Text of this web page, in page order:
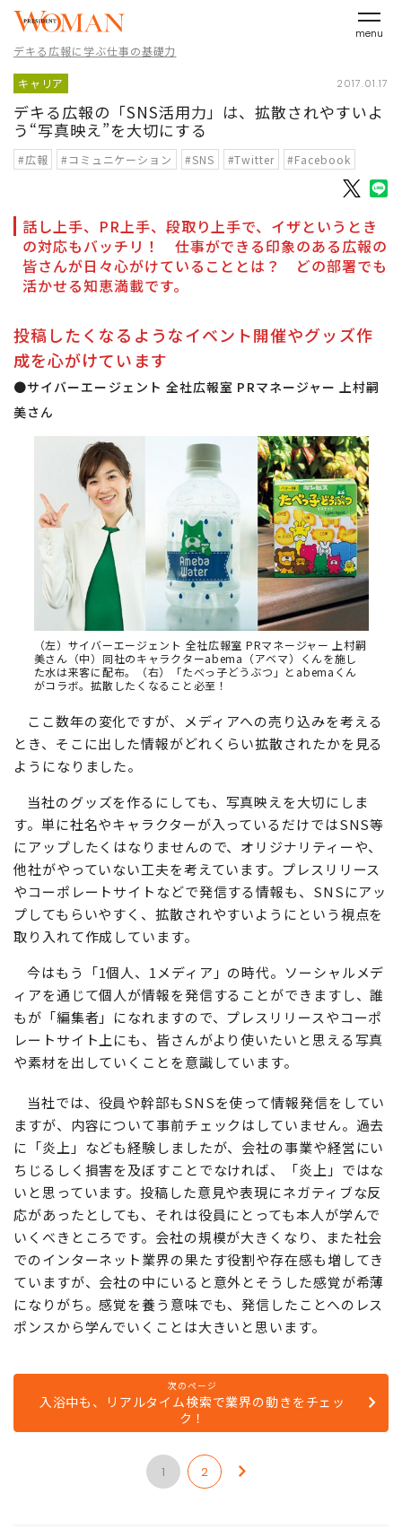
menu
デキる広報に学ぶ仕事の基礎力
キャリア 2017.01.17
デキる広報の「SNS活用力」は、拡散されやすいよ
う“写真映え”を大切にする
#広報 #コミュニケーション #SNS #Twitter #Facebook
話し上手、PR上手、段取り上手で、イザというとき
の対応もバッチリ！ 仕事ができる印象のある広報の
皆さんが日々心がけていることとは？ どの部署でも
活かせる知恵満載です。
投稿したくなるようなイベント開催やグッズ作
成を心がけています
●サイバーエージェント 全社広報室 PRマネージャー 上村嗣
美さん
（左）サイバーエージェント 全社広報室 PRマネージャー 上村嗣
美さん（中）同社のキャラクターabema（アベマ）くんを施し
た水は来客に配布。（右）「たべっ子どうぶつ」とabemaくん
がコラボ。拡散したくなること必至！
ここ数年の変化ですが、メディアへの売り込みを考える
とき、そこに出した情報がどれくらい拡散されたかを見る
ようになりました。
当社のグッズを作るにしても、写真映えを大切にしま
す。単に社名やキャラクターが入っているだけではSNS等
にアップしたくはなりませんので、オリジナリティーや、
他社がやっていない工夫を考えています。プレスリリース
やコーポレートサイトなどで発信する情報も、SNSにアッ
プしてもらいやすく、拡散されやすいようにという視点を
取り入れて作成しています。
今はもう「1個人、1メディア」の時代。ソーシャルメデ
ィアを通じて個人が情報を発信することができますし、誰
もが「編集者」になれますので、プレスリリースやコーポ
レートサイト上にも、皆さんがより使いたいと思える写真
や素材を出していくことを意識しています。
当社では、役員や幹部もSNSを使って情報発信をしてい
ますが、内容について事前チェックはしていません。過去
に「炎上」なども経験しましたが、会社の事業や経営にい
ちじるしく損害を及ぼすことでなければ、「炎上」ではな
いと思っています。投稿した意見や表現にネガティブな反
応があったとしても、それは役員にとっても本人が学んで
いくべきところです。会社の規模が大きくなり、また社会
でのインターネット業界の果たす役割や存在感も増してき
ていますが、会社の中にいると意外とそうした感覚が希薄
になりがち。感覚を養う意味でも、発信したことへのレス
ポンスから学んでいくことは大きいと思います。
次のページ
入浴中も、リアルタイム検索で業界の動きをチェッ
ク！
1 2